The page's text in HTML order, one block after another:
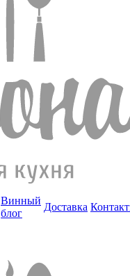
Винный
блог
Доставка